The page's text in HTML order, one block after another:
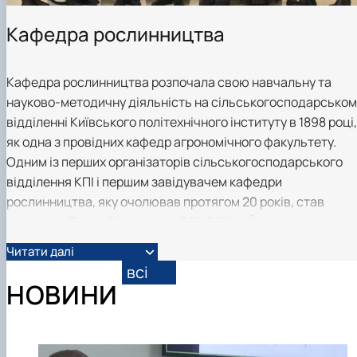
Підручники, навчальні посібники та
Наукові публікації студентів
Кафедра рослинництва
Кафедра рослинництва розпочала свою навчальну та
науково-методичну діяльність на
відділенні Київського політехнічного інституту в 1898 році,
як одна з провідних кафедр агрономічного факультету.
Одним із перших організаторів сільськогосподарського
відділення КПІ і першим завідувачем кафедри
рослинництва, яку очолював протягом 20 років, став
діяльність була присвячена вивченню методів
родючості ґрунтів, застосуванню раціональних систем
удобрення сільськогосподарських культур і
удосконаленню технологій їх вирощування. Одним із
контрольно-насіннєвої станції.
Читати далі
НОВИНИ
всі